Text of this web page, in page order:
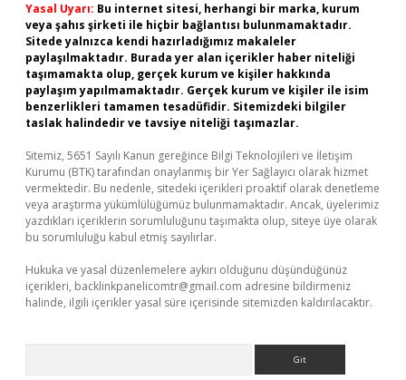
Yasal Uyarı: Bu internet sitesi, herhangi bir marka, kurum
veya şahıs şirketi ile hiçbir bağlantısı bulunmamaktadır.
Sitede yalnızca kendi hazırladığımız makaleler
paylaşılmaktadır. Burada yer alan içerikler haber niteliği
taşımamakta olup, gerçek kurum ve kişiler hakkında
paylaşım yapılmamaktadır. Gerçek kurum ve kişiler ile isim
benzerlikleri tamamen tesadüfidir. Sitemizdeki bilgiler
taslak halindedir ve tavsiye niteliği taşımazlar.
Sitemiz, 5651 Sayılı Kanun gereğince Bilgi Teknolojileri ve İletişim
Kurumu (BTK) tarafından onaylanmış bir Yer Sağlayıcı olarak hizmet
vermektedir. Bu nedenle, sitedeki içerikleri proaktif olarak denetleme
veya araştırma yükümlülüğümüz bulunmamaktadır. Ancak, üyelerimiz
yazdıkları içeriklerin sorumluluğunu taşımakta olup, siteye üye olarak
bu sorumluluğu kabul etmiş sayılırlar.
Hukuka ve yasal düzenlemelere aykırı olduğunu düşündüğünüz
içerikleri, backlinkpanelicomtr@gmail.com adresine bildirmeniz
halinde, ilgili içerikler yasal süre içerisinde sitemizden kaldırılacaktır.